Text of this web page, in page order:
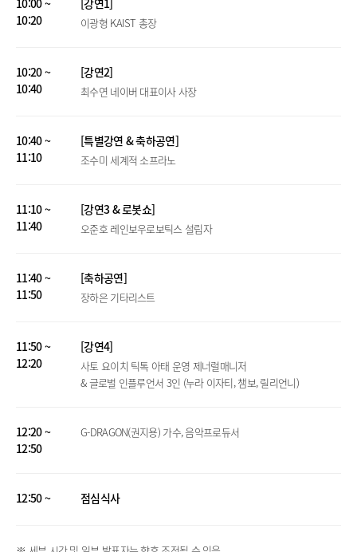
10:20
이광형 KAIST 총장
10:20 ~
10:40
[강연2]
최수연 네이버 대표이사 사장
10:40 ~
11:10
[특별강연 & 축하공연]
조수미 세계적 소프라노
11:10 ~
11:40
[강연3 & 로봇쇼]
오준호 레인보우로보틱스 설립자
11:40 ~
11:50
[축하공연]
장하은 기타리스트
11:50 ~
12:20
[강연4]
사토 요이치 틱톡 아태 운영 제너럴매니저
& 글로벌 인플루언서 3인 (누라 이자티, 챔보, 릴리언니)
12:20 ~
12:50
G-DRAGON(권지용) 가수, 음악프로듀서
12:50 ~ 점심식사